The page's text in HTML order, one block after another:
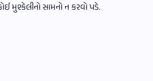
મુશ્કેલીનો સામનો ન કરવો પડે.